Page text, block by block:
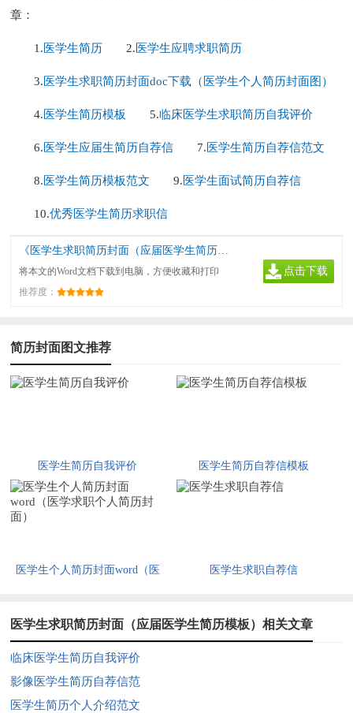
章：
1. 医学生简历 2. 医学生应聘求职简历
3. 医学生求职简历封面doc下载（医学生个人简历封面图）
4. 医学生简历模板 5.临床医学生求职简历自我评价
6. 医学生应届生简历自荐信 7. 医学生简历自荐信范文
8. 医学生简历模板范文 9. 医学生面试简历自荐信
10.优秀医学生简历求职信
将本文的Word文档下载到电脑，方便收藏和打印
推荐度：
点击下载
简历封面图文推荐
医学生简历自我评价 医学生简历自荐信模板
医学生个人简历封面word（医
医学生求职自荐信
医学生求职简历封面（应届医学生简历模板）相关文章
临床医学生简历自我评价
影像医学生简历自荐信范
医学生简历个人介绍范文